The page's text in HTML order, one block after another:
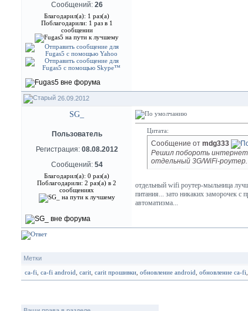
Сообщений: 26
Благодарил(а): 1 раз(а)
Поблагодарили: 1 раз в 1
сообщении
26.09.2012
SG_
Пользователь
Регистрация: 08.08.2012
Сообщений: 54
Благодарил(а): 0 раз(а)
Поблагодарили: 2 раз(а) в 2
сообщениях
Цитата:
Сообщение от mdg333
Решил побороть интернет
отдельный 3G/WiFi-роутер.
отдельный wifi роутер-мыльница
питания... зато никаких заморочек с
автоматизма...
Метки
ca-fi ca-fi android carit carit прошивки обновление android обновление ca-fi